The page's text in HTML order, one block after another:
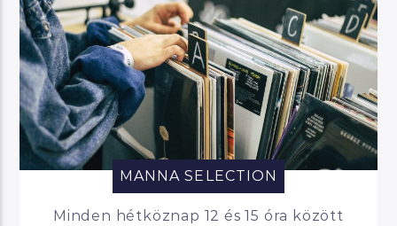
MANNA SELECTION
Minden hétköznap 12 és 15 óra között